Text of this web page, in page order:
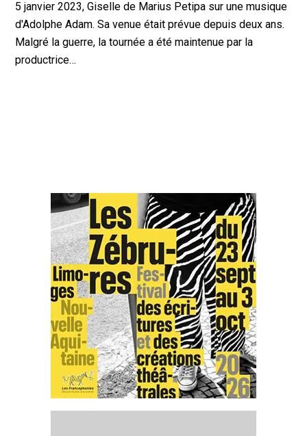
5 janvier 2023, Giselle de Marius Petipa sur une musique
d'Adolphe Adam. Sa venue était prévue depuis deux ans.
Malgré la guerre, la tournée a été maintenue par la
productrice…